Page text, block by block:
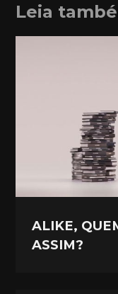
Leia
ALIKE,
ASSIM?